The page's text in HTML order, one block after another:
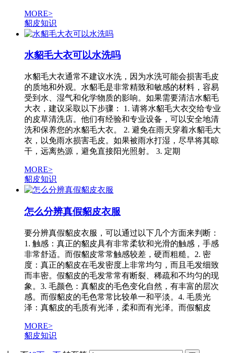
MORE>
貂皮知识
水貂毛大衣可以水洗吗
水貂毛大衣通常不建议水洗，因为水洗可能会损害毛皮
的质地和外观。水貂毛是非常精致和敏感的材料，容易
受到水、湿气和化学物质的影响。如果需要清洁水貂毛
大衣，建议采取以下步骤： 1. 请将水貂毛大衣交给专业
的皮草清洗店。他们有经验和专业设备，可以安全地清
洗和保养您的水貂毛大衣。 2. 避免在雨天穿着水貂毛大
衣，以免雨水损害毛皮。如果被雨水打湿，尽早将其晾
干，远离热源，避免直接阳光照射。 3. 定期
MORE>
貂皮知识
怎么分辨真假貂皮衣服
要分辨真假貂皮衣服，可以通过以下几个方面来判断：
1. 触感：真正的貂皮具有非常柔软和光滑的触感，手感
非常舒适。而假貂皮常常触感较差，硬而粗糙。2. 密
度：真正的貂皮在毛发密度上非常均匀，而且毛发细致
而丰密。假貂皮的毛发常常有断裂、稀疏和不均匀的现
象。3. 毛颜色：真貂皮的毛色变化自然，有丰富的层次
感。而假貂皮的毛色常常比较单一和平淡。4. 毛质光
泽：真貂皮的毛质有光泽，柔和而有光泽。而假貂皮
MORE>
貂皮知识